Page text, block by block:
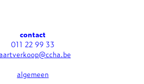
contact
011 22 99 33
algemeen